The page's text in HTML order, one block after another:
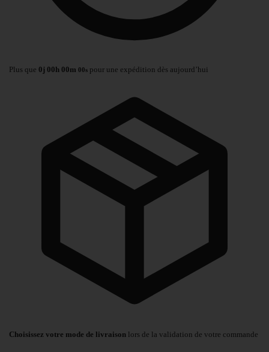
Plus que 0j 00h 00m 00s pour une expédition dès aujourd’hui
Choisissez votre mode de livraison lors de la validation de votre commande